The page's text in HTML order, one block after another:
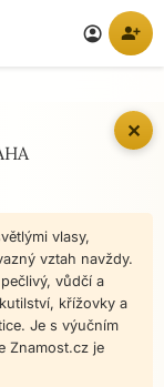
account_circle person_add
✕
vlasy,
vztah navždy.
vůdčí a
křížovky a
Je s výučním
Znamost.cz je